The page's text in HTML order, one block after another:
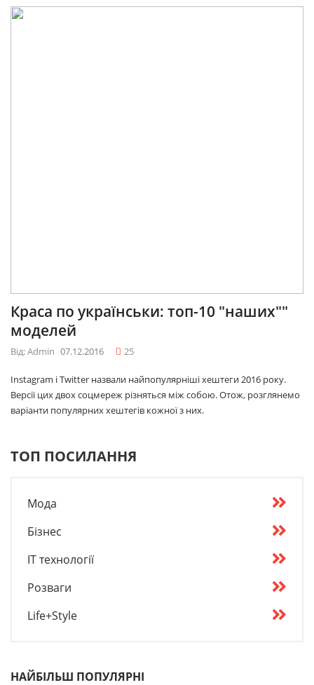
Краса по українськи: топ-10 "наших""
моделей
Від: Admin 07.12.2016 25
Instagram і Twitter назвали найпопулярніші хештеги 2016 року.
Версії цих двох соцмереж різняться між собою. Отож, розглянемо
варіанти популярних хештегів кожної з них.
ТОП ПОСИЛАННЯ
Мода
Бізнес
IT технології
Розваги
Life+Style
НАЙБІЛЬШ ПОПУЛЯРНІ